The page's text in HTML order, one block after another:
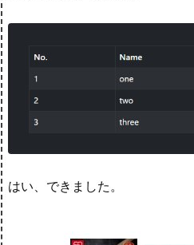
はい、できました。